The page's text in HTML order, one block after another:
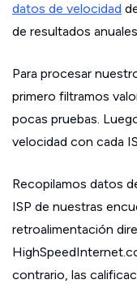
datos de velocidad
de resultados
Para procesar
primero filtramos
pocas pruebas.
velocidad con cada
Recopilamos datos
ISP de nuestras
retroalimentación
contrario, las